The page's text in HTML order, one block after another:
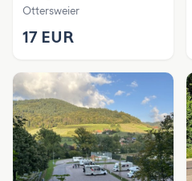
Ottersweier
17 EUR